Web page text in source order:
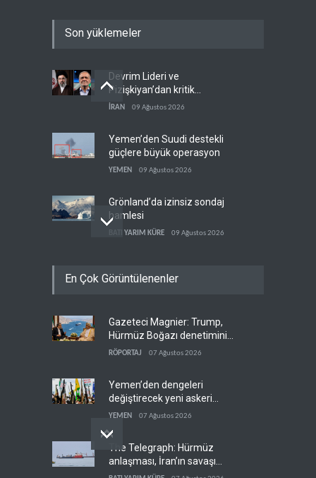
Son yüklemeler
Devrim Lideri ve
Pizişkiyan’dan kritik
görüşme
İRAN 09 Ağustos 2026
Yemen’den Suudi destekli
güçlere büyük operasyon
YEMEN 09 Ağustos 2026
Grönland’da izinsiz sondaj
hamlesi
BATI YARIM KÜRE 09 Ağustos 2026
rağmen direnişini
Yemen, Aramco’yu vurdu
En Çok Görüntülenenler
Gazeteci Magnier: Trump,
Hürmüz Boğazı denetimini
doğrudan İran ve Umman'a
RÖPORTAJ 07 Ağustos 2026
Yemen’den dengeleri
değiştirecek yeni askeri
denklem
YEMEN 07 Ağustos 2026
The Telegraph: Hürmüz
anlaşması, İran’ın savaşı
kazandığını gösteriyor